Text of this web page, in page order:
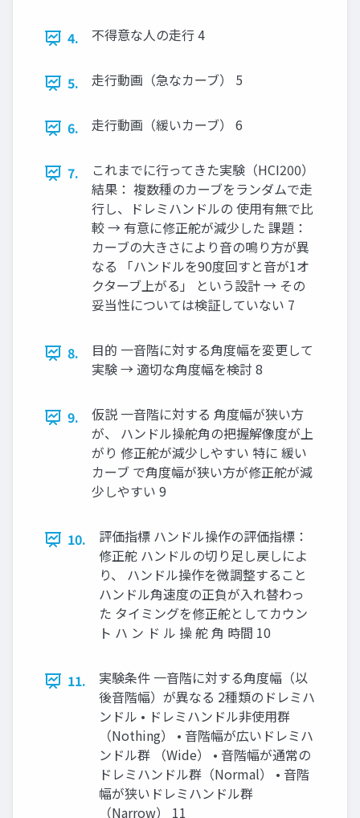
4. 不得意な⼈の⾛⾏ 4
5. ⾛⾏動画（急なカーブ） 5
6. ⾛⾏動画（緩いカーブ） 6
7.
これまでに⾏ってきた実験（HCI200）
結果： 複数種のカーブをランダムで⾛
⾏し、ドレミハンドルの 使⽤有無で⽐
較 → 有意に修正舵が減少した 課題：
カーブの⼤きさにより⾳の鳴り⽅が異
なる 「ハンドルを90度回すと⾳が1オ
クターブ上がる」 という設計 → その
妥当性については検証していない 7
8.
⽬的 ⼀⾳階に対する⾓度幅を変更して
実験 → 適切な⾓度幅を検討 8
9.
仮説 ⼀⾳階に対する ⾓度幅が狭い⽅
が、 ハンドル操舵⾓の把握解像度が上
がり 修正舵が減少しやすい 特に 緩い
カーブ で⾓度幅が狭い⽅が修正舵が減
少しやすい 9
10.
評価指標 ハンドル操作の評価指標：
修正舵 ハンドルの切り⾜し戻しによ
り、 ハンドル操作を微調整すること
ハンドル⾓速度の正負が⼊れ替わっ
た タイミングを修正舵としてカウン
ト ハ ン ド ル 操 舵 ⾓ 時間 10
11.
実験条件 ⼀⾳階に対する⾓度幅（以
後⾳階幅）が異なる 2種類のドレミハ
ンドル • ドレミハンドル⾮使⽤群
（Nothing） • ⾳階幅が広いドレミハ
ンドル群 （Wide） • ⾳階幅が通常の
ドレミハンドル群（Normal） • ⾳階
幅が狭いドレミハンドル群
（Narrow） 11